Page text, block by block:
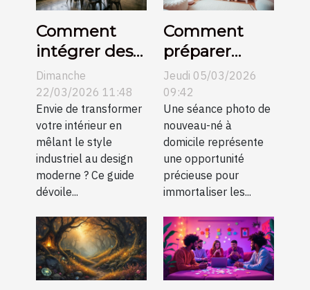
Comment
intégrer des
meubles
industriels
dans un
décor
moderne ?
Dimanche
22/03/2026 11:48
Envie de transformer
votre intérieur en
mêlant le style
industriel au design
moderne ? Ce guide
dévoile...
Comment
préparer
votre maison
pour une
séance photo
de nouveau-
né?
Jeudi 05/03/2026
09:42
Une séance photo de
nouveau-né à
domicile représente
une opportunité
précieuse pour
immortaliser les...